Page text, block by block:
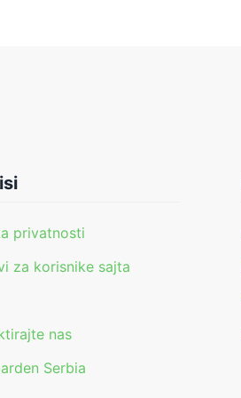
privatnosti
za korisnike sajta
nas
Serbia